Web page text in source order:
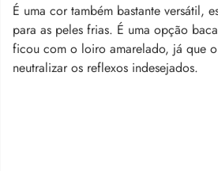
É uma cor também bastante versátil,
para as peles frias. É uma opção
ficou com o loiro amarelado, já que
neutralizar os reflexos indesejados.